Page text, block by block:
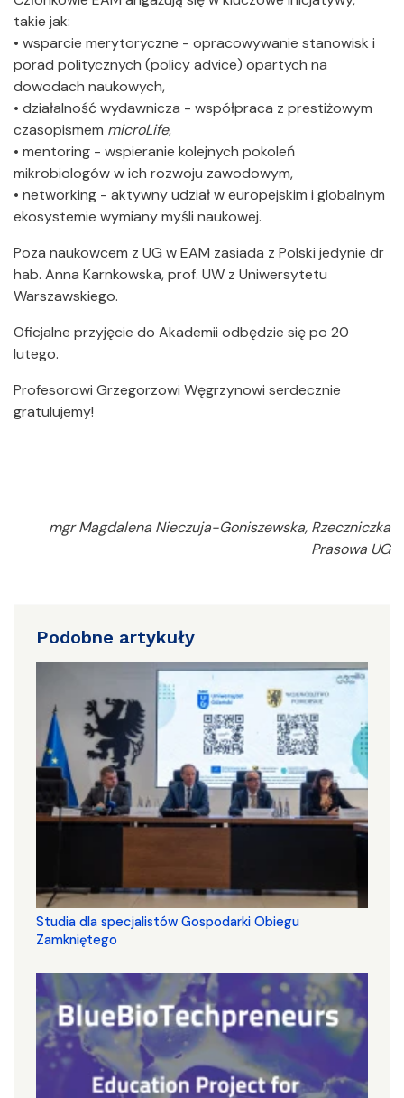
takie jak:
• wsparcie merytoryczne - opracowywanie stanowisk i
porad politycznych (policy advice) opartych na
dowodach naukowych,
• działalność wydawnicza - współpraca z prestiżowym
czasopismem microLife,
• mentoring - wspieranie kolejnych pokoleń
mikrobiologów w ich rozwoju zawodowym,
• networking - aktywny udział w europejskim i globalnym
ekosystemie wymiany myśli naukowej.
Poza naukowcem z UG w EAM zasiada z Polski jedynie dr
hab. Anna Karnkowska, prof. UW z Uniwersytetu
Warszawskiego.
Oficjalne przyjęcie do Akademii odbędzie się po 20
lutego.
Profesorowi Grzegorzowi Węgrzynowi serdecznie
gratulujemy!
mgr Magdalena Nieczuja-Goniszewska, Rzeczniczka
Prasowa UG
Podobne artykuły
Studia dla specjalistów Gospodarki Obiegu
Zamkniętego